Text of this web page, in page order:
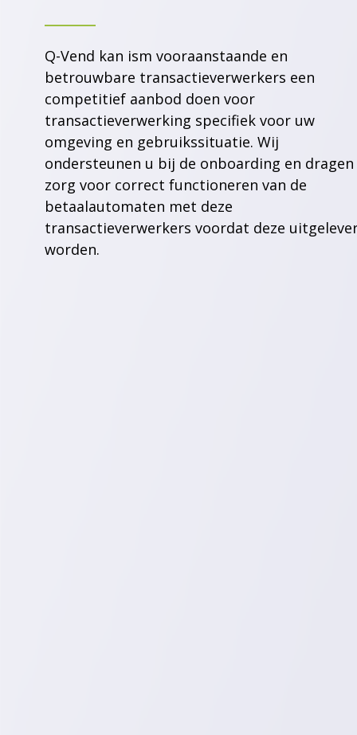
Q-Vend kan ism vooraanstaande en
betrouwbare transactieverwerkers een
competitief aanbod doen voor
transactieverwerking specifiek voor uw
omgeving en gebruikssituatie. Wij
ondersteunen u bij de onboarding en dragen
zorg voor correct functioneren van de
betaalautomaten met deze
transactieverwerkers voordat deze
worden.